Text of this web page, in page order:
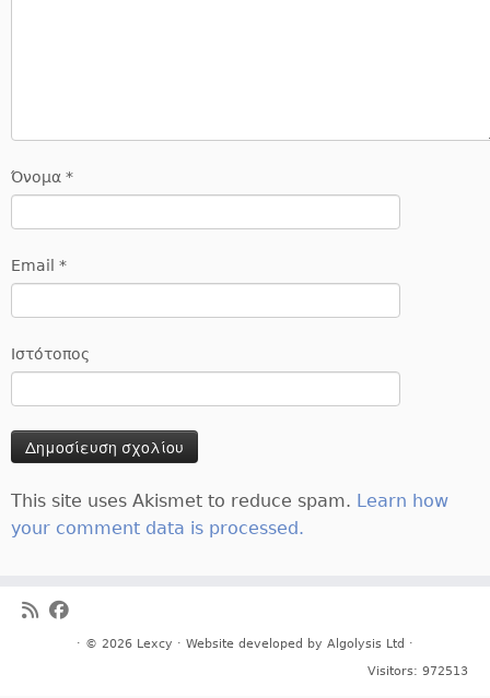
Όνομα *
Email *
Ιστότοπος
This site uses Akismet to reduce spam. Learn how
your comment data is processed.
· © 2026 Lexcy · Website developed by Algolysis Ltd ·
Visitors: 972513